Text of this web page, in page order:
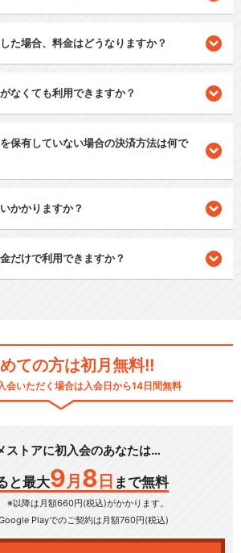
た場合、料金はどうなりますか？
なくても利用できますか？
保有していない場合の決済方法は何で
かかりますか？
だけで利用できますか？
ての方は初月無料!!
会いただく場合は入会日から14日間無料
ストアに初入会のあなたは…
と最大9 月 8 日 まで無料
※以降は月額660円(税込)がかかります。
Playでのご契約は月額760円(税込)